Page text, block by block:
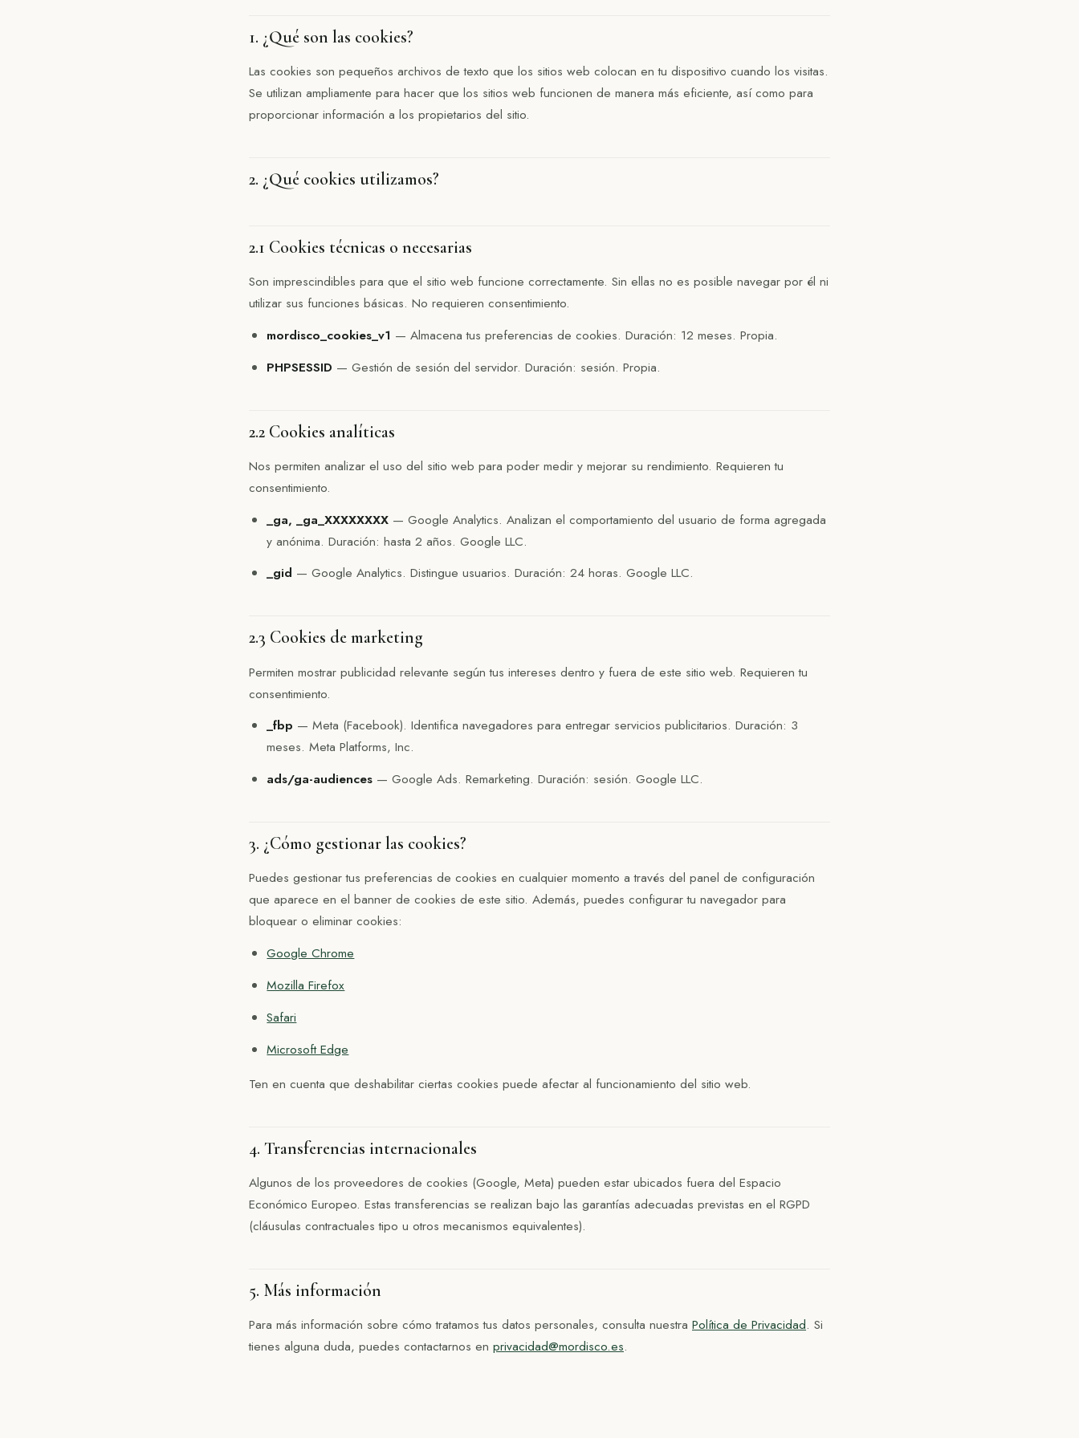
1. ¿Qué son las cookies?
Las cookies son pequeños archivos de texto que los sitios web colocan en tu dispositivo cuando los visitas.
Se utilizan ampliamente para hacer que los sitios web funcionen de manera más eficiente, así como para
proporcionar información a los propietarios del sitio.
2. ¿Qué cookies utilizamos?
2.1 Cookies técnicas o necesarias
Son imprescindibles para que el sitio web funcione correctamente. Sin ellas no es posible navegar por él ni
utilizar sus funciones básicas. No requieren consentimiento.
mordisco_cookies_v1 — Almacena tus preferencias de cookies. Duración: 12 meses. Propia.
PHPSESSID — Gestión de sesión del servidor. Duración: sesión. Propia.
2.2 Cookies analíticas
Nos permiten analizar el uso del sitio web para poder medir y mejorar su rendimiento. Requieren tu
consentimiento.
_ga, _ga_XXXXXXXX — Google Analytics. Analizan el comportamiento del usuario de forma agregada
y anónima. Duración: hasta 2 años. Google LLC.
_gid — Google Analytics. Distingue usuarios. Duración: 24 horas. Google LLC.
2.3 Cookies de marketing
Permiten mostrar publicidad relevante según tus intereses dentro y fuera de este sitio web. Requieren tu
consentimiento.
_fbp — Meta (Facebook). Identifica navegadores para entregar servicios publicitarios. Duración: 3
meses. Meta Platforms, Inc.
ads/ga-audiences — Google Ads. Remarketing. Duración: sesión. Google LLC.
3. ¿Cómo gestionar las cookies?
Puedes gestionar tus preferencias de cookies en cualquier momento a través del panel de configuración
que aparece en el banner de cookies de este sitio. Además, puedes configurar tu navegador para
bloquear o eliminar cookies:
Google Chrome
Mozilla Firefox
Safari
Microsoft Edge
Ten en cuenta que deshabilitar ciertas cookies puede afectar al funcionamiento del sitio web.
4. Transferencias internacionales
Algunos de los proveedores de cookies (Google, Meta) pueden estar ubicados fuera del Espacio
Económico Europeo. Estas transferencias se realizan bajo las garantías adecuadas previstas en el RGPD
(cláusulas contractuales tipo u otros mecanismos equivalentes).
5. Más información
Para más información sobre cómo tratamos tus datos personales, consulta nuestra Política de Privacidad. Si
tienes alguna duda, puedes contactarnos en privacidad@mordisco.es.